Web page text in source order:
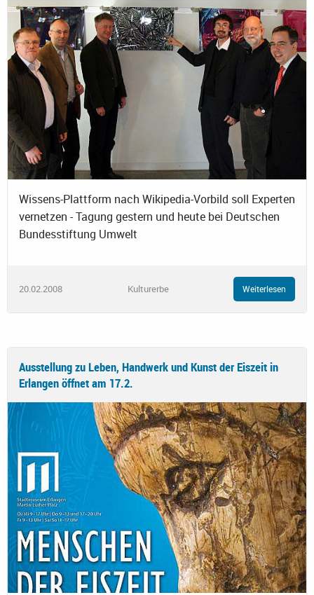
Wissens-Plattform nach Wikipedia-Vorbild soll Experten
vernetzen - Tagung gestern und heute bei Deutschen
Bundesstiftung Umwelt
20.02.2008 Kulturerbe Weiterlesen
Ausstellung zu Leben, Handwerk und Kunst der Eiszeit in
Erlangen öffnet am 17.2.